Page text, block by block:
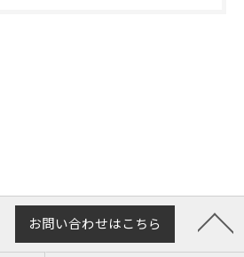
お問い合わせはこちら